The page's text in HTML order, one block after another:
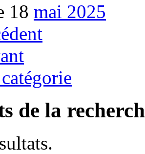
18 mai 2025
de la